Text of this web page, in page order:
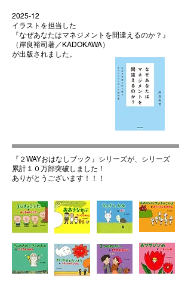
2025-12
イラストを担当した
『なぜあなたはマネジメントを間違えるのか？』
（岸良裕司著／KADOKAWA）
が出版されました。
『２WAYおはなしブック』シリーズ​が、シリーズ
累計１０万部突破しました！
ありがとうございます！！！